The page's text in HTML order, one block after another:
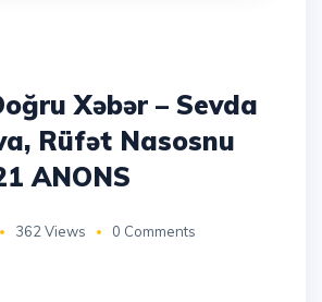
Xəbər – Sevda
Rüfət Nasosnu
ANONS
362 Views 0 Comments